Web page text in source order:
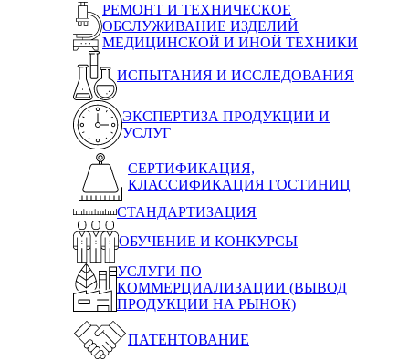
РЕМОНТ И ТЕХНИЧЕСКОЕ
ОБСЛУЖИВАНИЕ ИЗДЕЛИЙ
МЕДИЦИНСКОЙ И ИНОЙ ТЕХНИКИ
ИСПЫТАНИЯ И ИССЛЕДОВАНИЯ
ЭКСПЕРТИЗА ПРОДУКЦИИ И
УСЛУГ
СЕРТИФИКАЦИЯ,
КЛАССИФИКАЦИЯ ГОСТИНИЦ
СТАНДАРТИЗАЦИЯ
ОБУЧЕНИЕ И КОНКУРСЫ
УСЛУГИ ПО
КОММЕРЦИАЛИЗАЦИИ (ВЫВОД
ПРОДУКЦИИ НА РЫНОК)
ПАТЕНТОВАНИЕ